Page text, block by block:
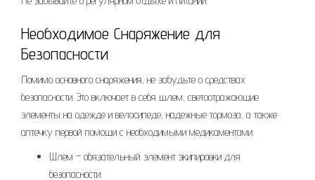
Необходимое Снаряжение для
Безопасности
Помимо основного снаряжения, не забудьте о средствах
безопасности. Это включает в себя шлем, светоотражающие
элементы на одежде и велосипеде, надежные тормоза, а также
аптечку первой помощи с необходимыми медикаментами.
Шлем – обязательный элемент экипировки для
безопасности.